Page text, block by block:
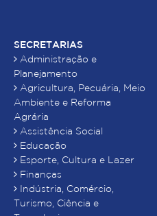
SECRETARIAS
Administração e
Planejamento
Agricultura, Pecuária, Meio
Ambiente e Reforma
Agrária
Assistência Social
Educação
Esporte, Cultura e Lazer
Finanças
Indústria, Comércio,
Turismo, Ciência e